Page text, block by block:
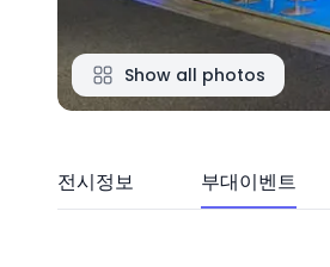
Show all photos
전시정보 부대이벤트